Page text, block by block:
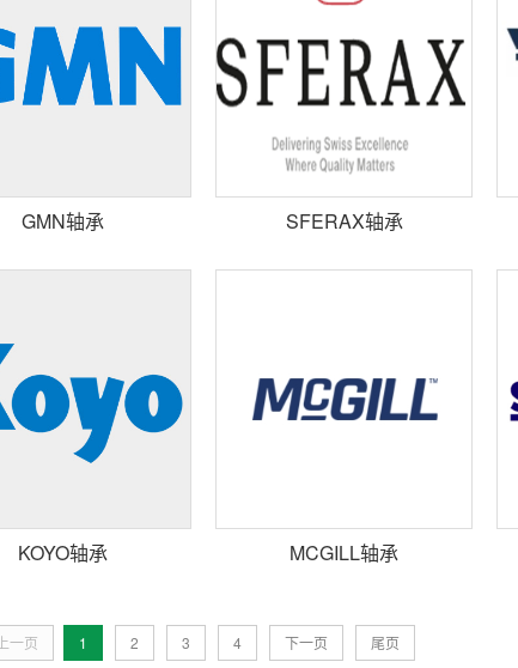
GMN轴承 SFERAX轴承
KOYO轴承 MCGILL轴承
上一页 1 2 3 4 下一页 尾页